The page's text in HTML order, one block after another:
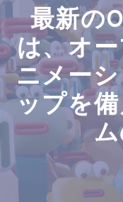
最新の
は、オ
ニメー
ップを